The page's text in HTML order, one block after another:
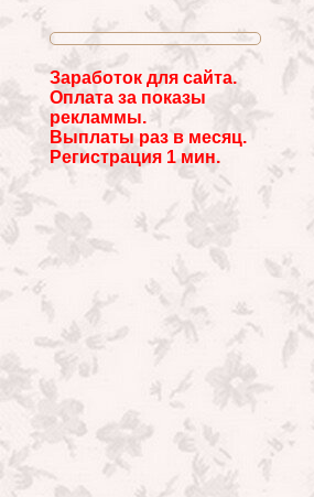
Заработок для сайта.
Оплата за показы
рекламмы.
Выплаты раз в месяц.
Регистрация 1 мин.